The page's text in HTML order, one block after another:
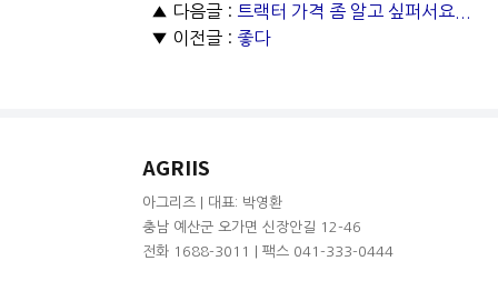
▲ 다음글 : 트랙터 가격 좀 알고 싶퍼서요...
▼ 이전글 : 좋다
AGRIIS
아그리즈 | 대표: 박영환
충남 예산군 오가면 신장안길 12-46
전화 1688-3011 | 팩스 041-333-0444